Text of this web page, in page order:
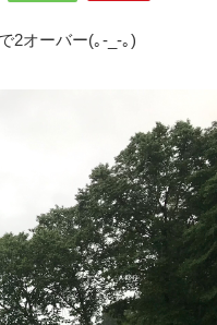
2オーバー(｡-_-｡)